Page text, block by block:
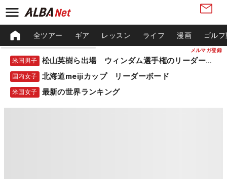
メルマガ登録
全ツアー ギア レッスン ライフ 漫画 ゴル
米国男子 松山英樹ら出場 ウィンダム選手権のリーダーボード
国内女子 北海道meijiカップ リーダーボード
米国女子 最新の世界ランキング